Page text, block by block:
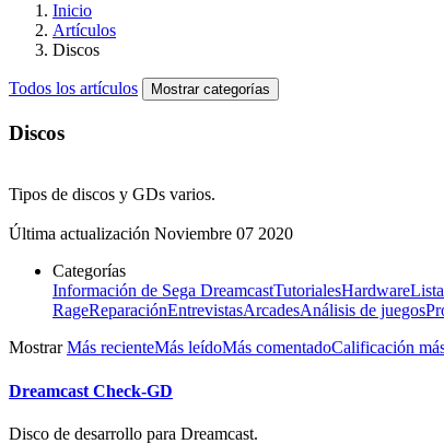
Inicio
Artículos
Discos
Todos los artículos Mostrar categorías
Discos
Tipos de discos y GDs varios.
Última actualización Noviembre 07 2020
Categorías
Información de Sega DreamcastTutorialesHardware
RageReparaciónEntrevistasArcadesAnálisis de juegos
Mostrar Más recienteMás leídoMás comentadoCalificación
Dreamcast Check-GD
Disco de desarrollo para Dreamcast.